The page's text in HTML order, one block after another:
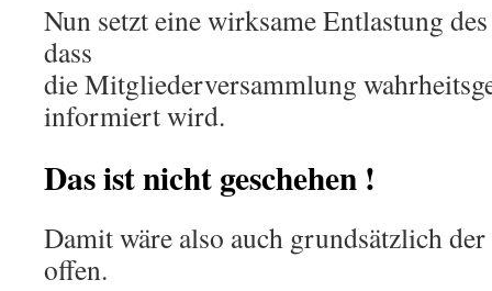
Nun setzt eine wirksame Entlastung
dass
die Mitgliederversammlung
informiert wird.
Das ist nicht geschehen !
Damit wäre also auch grundsätzlich
offen.